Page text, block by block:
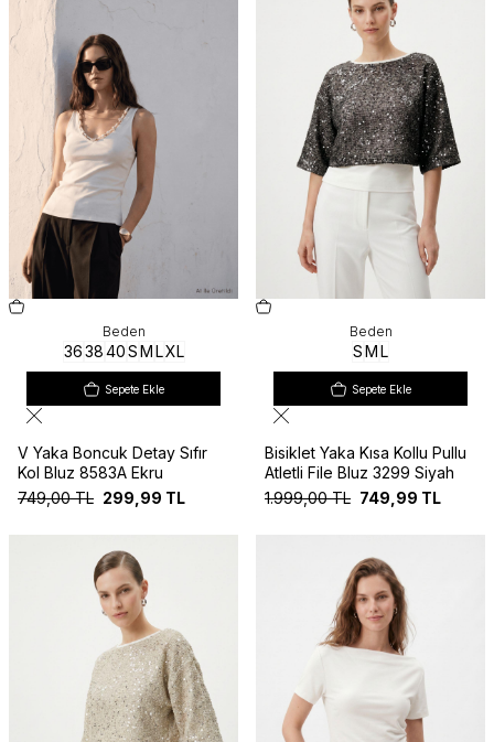
Beden
363840SMLXL
Sepete Ekle
V Yaka Boncuk Detay Sıfır
Kol Bluz 8583A Ekru
749,00TL 299,99 TL
Beden
SML
Sepete Ekle
Bisiklet Yaka Kısa Kollu Pullu
Atletli File Bluz 3299 Siyah
1.999,00TL 749,99 TL